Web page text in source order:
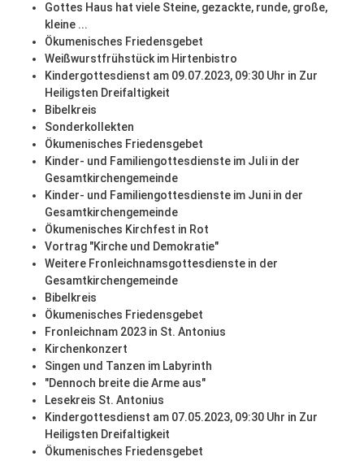
Gottes Haus hat viele Steine, gezackte, runde, große,
kleine ...
Ökumenisches Friedensgebet
Weißwurstfrühstück im Hirtenbistro
Kindergottesdienst am 09.07.2023, 09:30 Uhr in Zur
Heiligsten Dreifaltigkeit
Bibelkreis
Sonderkollekten
Ökumenisches Friedensgebet
Kinder- und Familiengottesdienste im Juli in der
Gesamtkirchengemeinde
Kinder- und Familiengottesdienste im Juni in der
Gesamtkirchengemeinde
Ökumenisches Kirchfest in Rot
Vortrag "Kirche und Demokratie"
Weitere Fronleichnamsgottesdienste in der
Gesamtkirchengemeinde
Bibelkreis
Ökumenisches Friedensgebet
Fronleichnam 2023 in St. Antonius
Kirchenkonzert
Singen und Tanzen im Labyrinth
"Dennoch breite die Arme aus"
Lesekreis St. Antonius
Kindergottesdienst am 07.05.2023, 09:30 Uhr in Zur
Heiligsten Dreifaltigkeit
Ökumenisches Friedensgebet